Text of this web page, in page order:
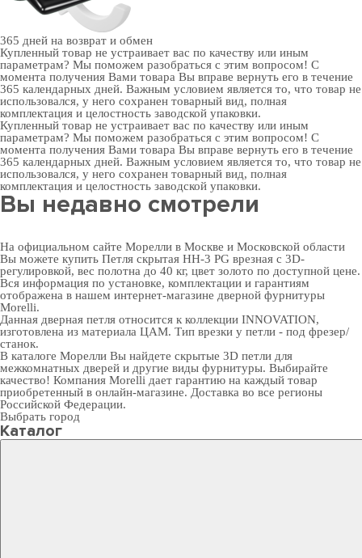
365 дней на возврат и обмен
Купленный товар не устраивает вас по качеству или иным
параметрам? Мы поможем разобраться с этим вопросом! С
момента получения Вами товара Вы вправе вернуть его в течение
365 календарных дней. Важным условием является то, что товар не
использовался, у него сохранен товарный вид, полная
комплектация и целостность заводской упаковки.
Купленный товар не устраивает вас по качеству или иным
параметрам? Мы поможем разобраться с этим вопросом! С
момента получения Вами товара Вы вправе вернуть его в течение
365 календарных дней. Важным условием является то, что товар не
использовался, у него сохранен товарный вид, полная
комплектация и целостность заводской упаковки.
Вы недавно смотрели
На официальном сайте Морелли в Москве и Московской области
Вы можете купить Петля скрытая HH-3 PG врезная с 3D-
регулировкой, вес полотна до 40 кг, цвет золото по доступной цене.
Вся информация по установке, комплектации и гарантиям
отображена в нашем интернет-магазине дверной фурнитуры
Morelli.
Данная дверная петля относится к коллекции INNOVATION,
изготовлена из материала ЦАМ. Тип врезки у петли - под фрезер/
станок.
В каталоге Морелли Вы найдете скрытые 3D петли для
межкомнатных дверей и другие виды фурнитуры. Выбирайте
качество! Компания Morelli дает гарантию на каждый товар
приобретенный в онлайн-магазине. Доставка во все регионы
Российской Федерации.
Выбрать город
Каталог